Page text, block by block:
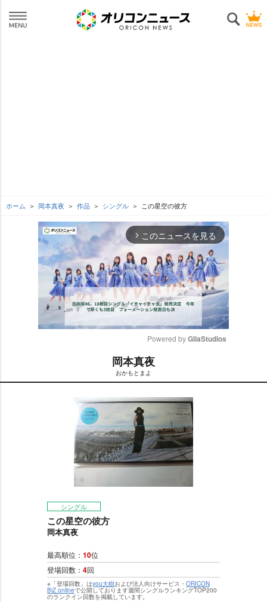
ホーム 岡本真夜 作品 シングル この星空の彼方
arrow_forward_ios このニュースを見る
t
e
Powered by GliaStudios
岡本真夜
おかもとまよ
シングル
この星空の彼方
岡本真夜
最高順位： 10位
登場回数： 4回
※「登場回数」はyou大樹および法人向けサービス・ ORICON
BiZ onlineで公開しております週間シングルランキングTOP200
のランクイン回数を掲載しています。